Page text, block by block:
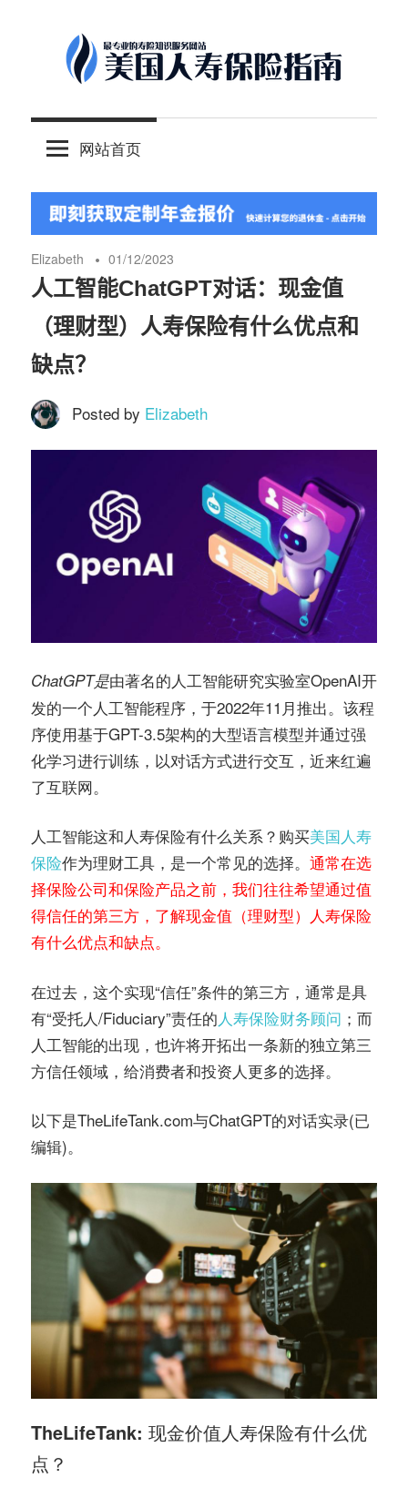
content
美
人
寿
保
险
指
最
国
保
理
财
务
网站首页
Elizabeth 01/12/2023
人工智能ChatGPT对话：现金值
（理财型）人寿保险有什么优点和
缺点？
Posted by Elizabeth
ChatGPT是由著名的人工智能研究实验室OpenAI开
发的一个人工智能程序，于2022年11月推出。该程
序使用基于GPT-3.5架构的大型语言模型并通过强
化学习进行训练，以对话方式进行交互，近来红遍
了互联网。
人工智能这和人寿保险有什么关系？购买美国人寿
保险作为理财工具，是一个常见的选择。 通常在选
择保险公司和保险产品之前，我们往往希望通过值
得信任的第三方，了解现金值（理财型）人寿保险
有什么优点和缺点。
在过去，这个实现“信任”条件的第三方，通常是具
有“受托人/Fiduciary”责任的 人寿保险财务顾问 ；而
人工智能的出现，也许将开拓出一条新的独立第三
方信任领域，给消费者和投资人更多的选择。
以下是TheLifeTank.com与ChatGPT的对话实录(已
编辑)。
TheLifeTank: 现金价值人寿保险有什么优
点？